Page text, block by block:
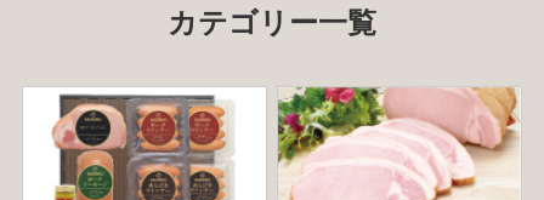
カテゴリー一覧